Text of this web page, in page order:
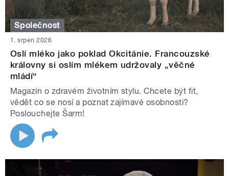
Společnost
1. srpen 2026
Oslí mléko jako poklad Okcitánie. Francouzské
královny si oslím mlékem udržovaly „věčné
mládí“
Magazín o zdravém životním stylu. Chcete být fit,
vědět co se nosí a poznat zajímavé osobnosti?
Poslouchejte Šarm!